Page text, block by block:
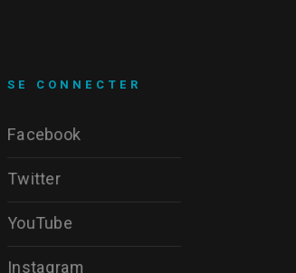
SE CONNECTER
Facebook
Twitter
YouTube
Instagram